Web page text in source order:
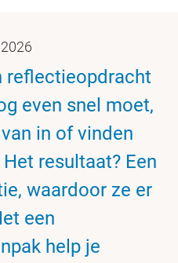
reflectieopdracht
even snel moet,
in of vinden
resultaat? Een
waardoor ze er
een
help je